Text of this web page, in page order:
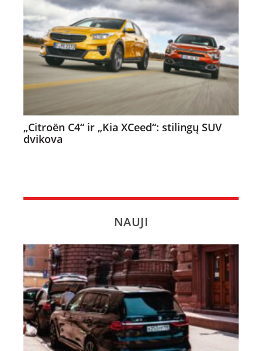
„Citroën C4“ ir „Kia XCeed“: stilingų SUV
dvikova
NAUJI